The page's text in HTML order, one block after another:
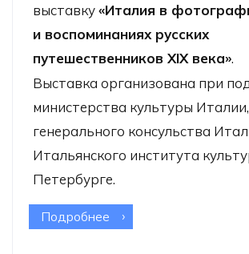
выставку«Италия в
и воспоминаниях русских
путешественников XIX века».
Выставка организована при
министерства культуры Италии,
генерального консульства
Итальянского института
Петербурге.
Подробнее о Виртуальная